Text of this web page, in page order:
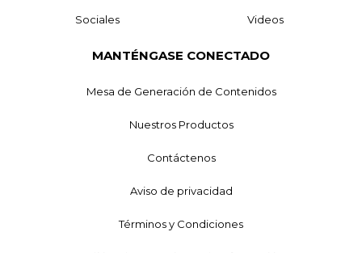
Sociales Videos
MANTÉNGASE CONECTADO
Mesa de Generación de Contenidos
Nuestros Productos
Contáctenos
Aviso de privacidad
Términos y Condiciones